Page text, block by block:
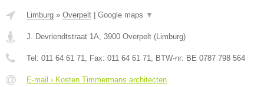
Limburg » Overpelt Google maps ▼
J. Devriendtstraat 1A 3900 Overpelt ( Limburg)
Tel: 011 64 61 71 , Fax: 011 64 61 71 , BTW-nr: BE 0787 798 564
E-mail › Kosten Timmermans architecten